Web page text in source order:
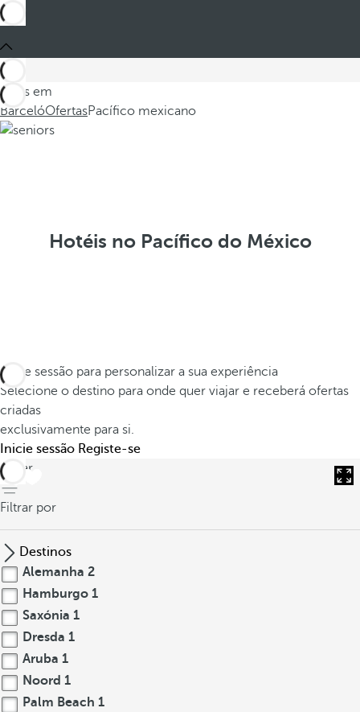
Estes em
BarcelóOfertasPacífico mexicano
Hotéis no Pacífico do México
Inicie sessão para personalizar a sua experiência
Selecione o destino para onde quer viajar e receberá ofertas
criadas
exclusivamente para si.
Inicie sessão Registe-se
voltar
Filtrar por
Destinos
Alemanha 2
Hamburgo 1
Saxónia 1
Dresda 1
Aruba 1
Noord 1
Palm Beach 1